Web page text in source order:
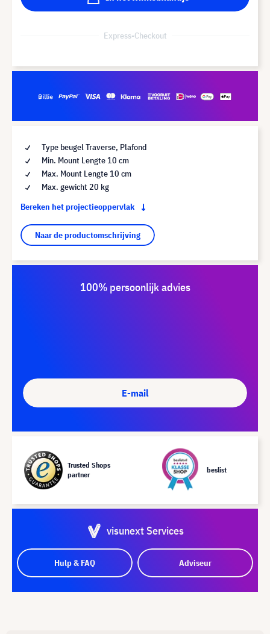
Express-Checkout
Type beugel Traverse, Plafond
Min. Mount Lengte 10 cm
Max. Mount Lengte 10 cm
Max. gewicht 20 kg
Bereken het projectieoppervlak
Naar de productomschrijving
100% persoonlijk advies
E-mail
Trusted Shops
partner
beslist
visunext Services
Hulp & FAQ Adviseur